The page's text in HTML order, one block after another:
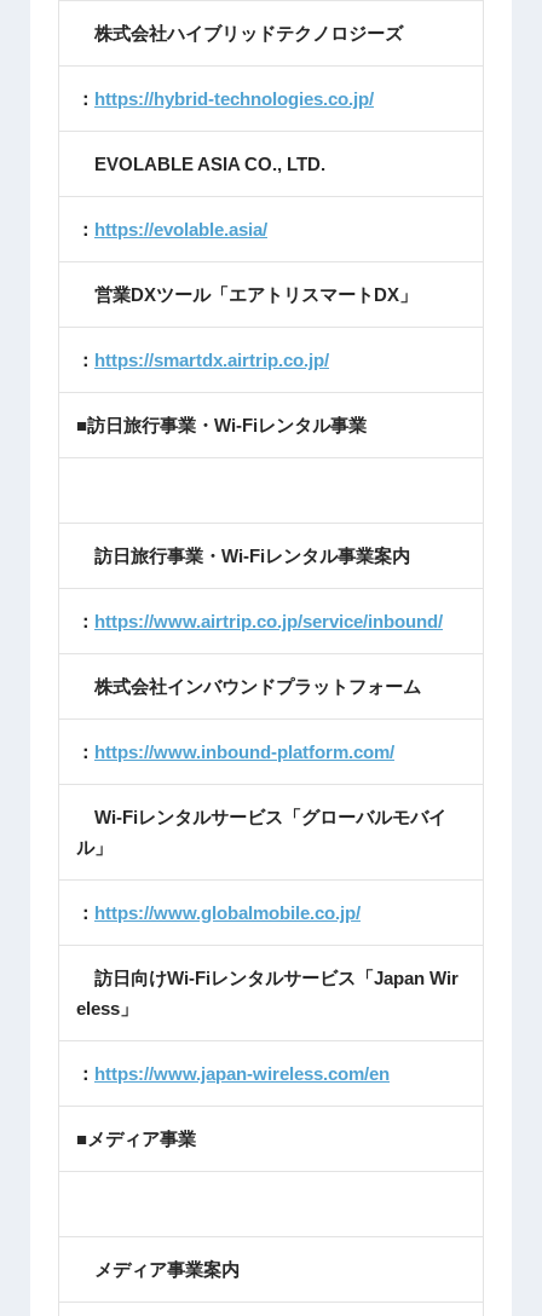
株式会社ハイブリッドテクノロジーズ
： https://hybrid-technologies.co.jp/
EVOLABLE ASIA CO., LTD.
： https://evolable.asia/
営業DXツール「エアトリスマートDX」
： https://smartdx.airtrip.co.jp/
■訪日旅行事業・Wi-Fiレンタル事業
訪日旅行事業・Wi-Fiレンタル事業案内
： https://www.airtrip.co.jp/service/inbound/
株式会社インバウンドプラットフォーム
： https://www.inbound-platform.com/
Wi-Fiレンタルサービス「グローバルモバイ
ル」
： https://www.globalmobile.co.jp/
訪日向けWi-Fiレンタルサービス「Japan Wir
eless」
： https://www.japan-wireless.com/en
■メディア事業
メディア事業案内